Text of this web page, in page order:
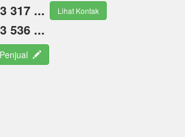
317 ... Lihat Kontak
536 ...